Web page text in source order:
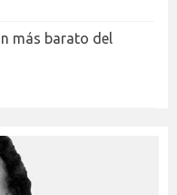
más barato del